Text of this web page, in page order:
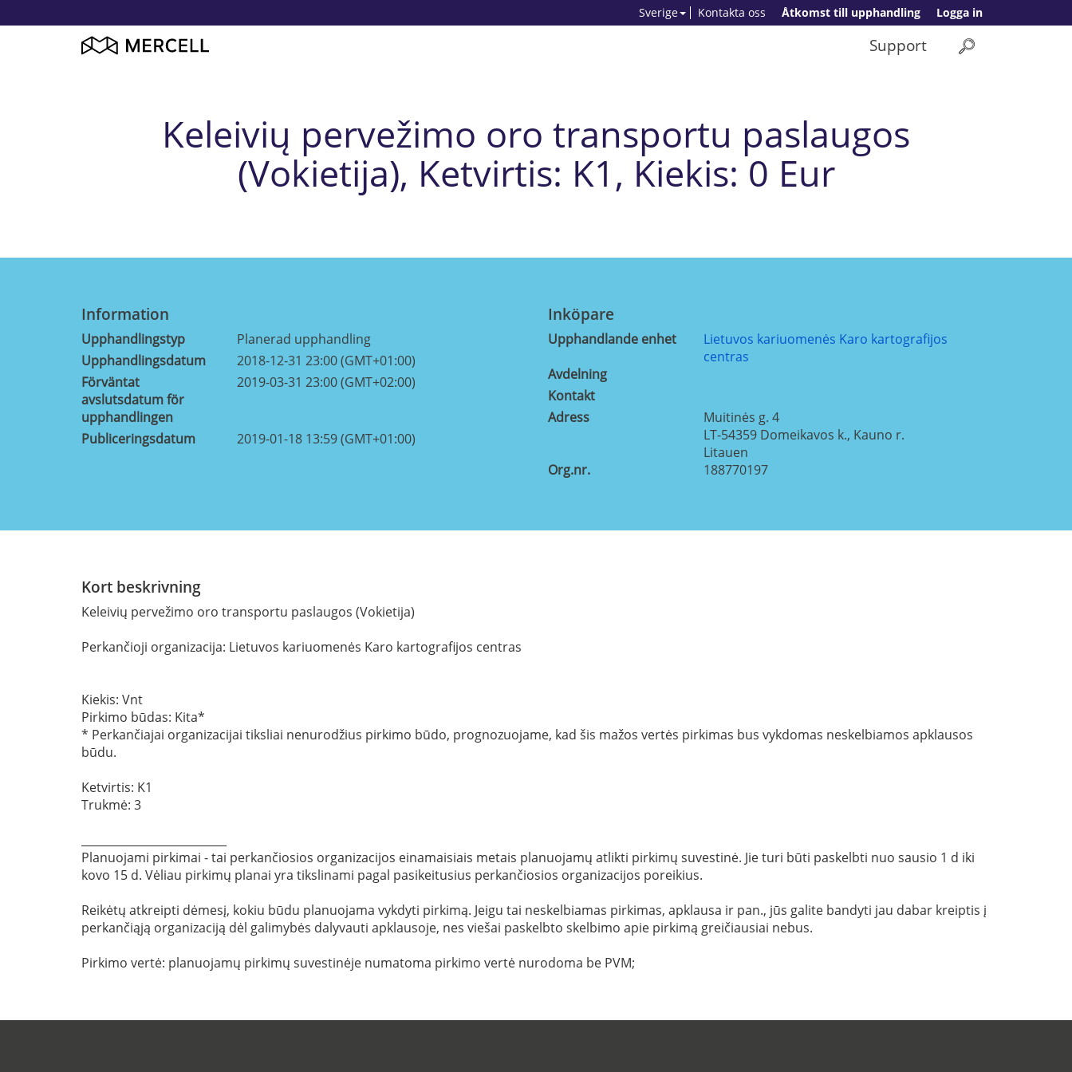
Logga in
Åtkomst till upphandling
Kontakta oss
Sverige
Support
Keleivių pervežimo oro transportu paslaugos
(Vokietija), Ketvirtis: K1, Kiekis: 0 Eur
Information
Upphandlingstyp
Planerad upphandling
Upphandlingsdatum
2018-12-31 23:00 (GMT+01:00)
Förväntat
avslutsdatum för
upphandlingen
2019-03-31 23:00 (GMT+02:00)
Publiceringsdatum 2019-01-18 13:59 (GMT+01:00)
Inköpare
Upphandlande enhet
Lietuvos kariuomenės Karo kartografijos
centras
Avdelning
Kontakt
Adress
Muitinės g. 4
LT-54359 Domeikavos k., Kauno r.
Litauen
Org.nr.
188770197
Kort beskrivning
Keleivių pervežimo oro transportu paslaugos (Vokietija)
Perkančioji organizacija: Lietuvos kariuomenės Karo kartografijos centras
Kiekis: Vnt
Pirkimo būdas: Kita*
* Perkančiajai organizacijai tiksliai nenurodžius pirkimo būdo, prognozuojame, kad šis mažos vertės pirkimas bus vykdomas neskelbiamos apklausos
būdu.
Ketvirtis: K1
Trukmė: 3
Planuojami pirkimai - tai perkančiosios organizacijos einamaisiais metais planuojamų atlikti pirkimų suvestinė. Jie turi būti paskelbti nuo sausio 1 d iki
kovo 15 d. Vėliau pirkimų planai yra tikslinami pagal pasikeitusius perkančiosios organizacijos poreikius.
Reikėtų atkreipti dėmesį, kokiu būdu planuojama vykdyti pirkimą. Jeigu tai neskelbiamas pirkimas, apklausa ir pan., jūs galite bandyti jau dabar kreiptis į
perkančiąją organizaciją dėl galimybės dalyvauti apklausoje, nes viešai paskelbto skelbimo apie pirkimą greičiausiai nebus.
Pirkimo vertė: planuojamų pirkimų suvestinėje numatoma pirkimo vertė nurodoma be PVM;